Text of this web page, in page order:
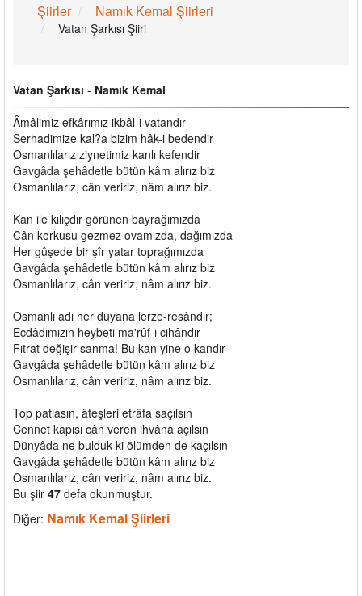
Şiirler Namık Kemal Şiirleri
Vatan Şarkısı Şiiri
Vatan Şarkısı - Namık Kemal
Âmâlimiz efkârımız ikbâl-i vatandır
Serhadimize kal?a bizim hâk-i bedendir
Osmanlılarız ziynetimiz kanlı kefendir
Gavgâda şehâdetle bütün kâm alırız biz
Osmanlılarız, cân veririz, nâm alırız biz.
Kan ile kılıçdır görünen bayrağımızda
Cân korkusu gezmez ovamızda, dağımızda
Her gûşede bir şîr yatar toprağımızda
Gavgâda şehâdetle bütün kâm alırız biz
Osmanlılarız, cân veririz, nâm alırız biz.
Osmanlı adı her duyana lerze-resândır;
Ecdâdımızın heybeti ma'rûf-ı cihândır
Fıtrat değişir sanma! Bu kan yine o kandır
Gavgâda şehâdetle bütün kâm alırız biz
Osmanlılarız, cân veririz, nâm alırız biz.
Top patlasın, âteşleri etrâfa saçılsın
Cennet kapısı cân veren ihvâna açılsın
Dünyâda ne bulduk ki ölümden de kaçılsın
Gavgâda şehâdetle bütün kâm alırız biz
Osmanlılarız, cân veririz, nâm alırız biz.
Bu şiir 47 defa okunmuştur.
Diğer: Namık Kemal Şiirleri